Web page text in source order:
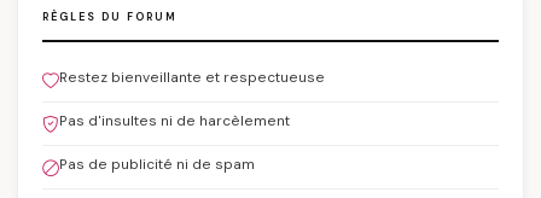
RÈGLES DU FORUM
Restez bienveillante et respectueuse
Pas d'insultes ni de harcèlement
Pas de publicité ni de spam